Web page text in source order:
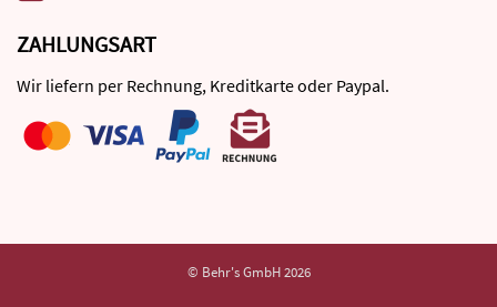
ZAHLUNGSART
Wir liefern per Rechnung, Kreditkarte oder Paypal.
© Behr's GmbH 2026